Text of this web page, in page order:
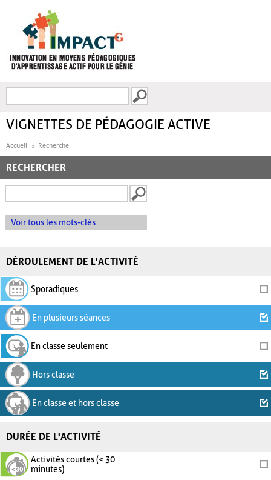
FORMULAIRE DE
VIGNETTES DE PÉDAGOGIE ACTIVE
Accueil Recherche
RECHERCHER
Voir tous les mots-clés
DÉROULEMENT DE L'ACTIVITÉ
Sporadiques
En plusieurs séances
En classe seulement
Hors classe
En classe et hors classe
DURÉE DE L'ACTIVITÉ
Activités courtes (< 30
minutes)